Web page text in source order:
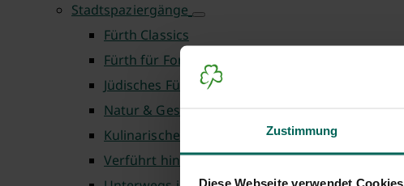
Zustimmung
Diese Webseite verwendet Cookies
Stadtspaziergänge
Fürth Classics
Fürth für Fortgeschrittene
Jüdisches Fürth
Natur & Geschichte
Kulinarische Touren
Verführt hinter die Kulissen